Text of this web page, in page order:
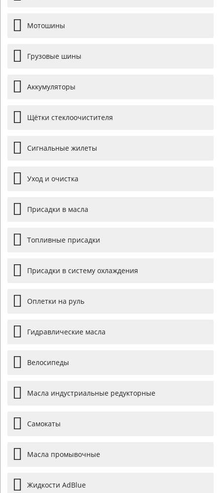
Мотошины
Грузовые шины
Аккумуляторы
Щётки стеклоочистителя
Сигнальные жилеты
Уход и очистка
Присадки в масла
Топливные присадки
Присадки в систему охлаждения
Оплетки на руль
Гидравлические масла
Велосипеды
Масла индустриальные редукторные
Самокаты
Масла промывочные
Жидкости AdBlue